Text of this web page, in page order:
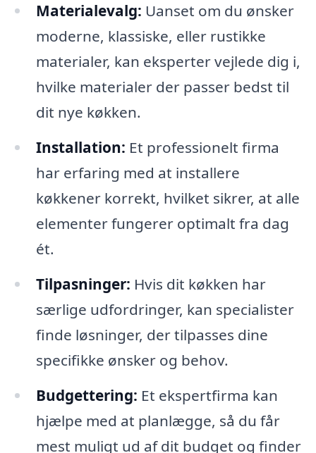
Materialevalg: Uanset om du ønsker
moderne, klassiske, eller rustikke
materialer, kan eksperter vejlede dig i,
hvilke materialer der passer bedst til
dit nye køkken.
Installation: Et professionelt firma
har erfaring med at installere
køkkener korrekt, hvilket sikrer, at alle
elementer fungerer optimalt fra dag
ét.
Tilpasninger: Hvis dit køkken har
særlige udfordringer, kan specialister
finde løsninger, der tilpasses dine
specifikke ønsker og behov.
Budgettering: Et ekspertfirma kan
hjælpe med at planlægge, så du får
mest muligt ud af dit budget og finder